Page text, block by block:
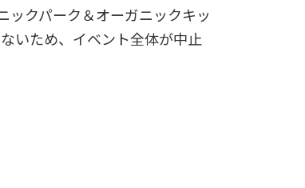
ックパーク＆オーガニックキッ
いため、イベント全体が中止